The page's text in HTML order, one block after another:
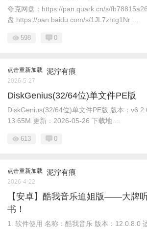
夸克网盘：https://pan.quark.cn/s/
盘:https://pan.baidu.com/s/1JL7zhtg1Nr ...
598 0
点击重新加载 泥泞有痕
2026-5-27
DiskGenius(32/64位)单文件PE版
DiskGenius(32/64位)单文件PE版 版本：
13.65M 更新：2026-05-26 下载地 ...
613 0
点击重新加载 泥泞有痕
2026-4-22
【安卓】酷我音乐迫姐版——大牌
书！
1. 软件使用 名称：酷我音乐 版本：12.0.8.0